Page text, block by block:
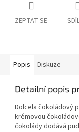
ZEPTAT SE
Popis Diskuze
Detailní popis
Dolcela čokoládový
krémovou
čokolády dodává